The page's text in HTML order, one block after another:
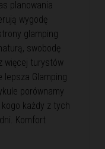
planowania
wygodę
glamping
swobodę
więcej turystów
lepsza Glamping
porównamy
każdy z tych
Komfort